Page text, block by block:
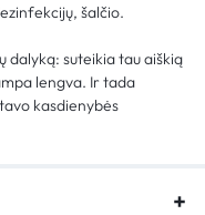
šalčio.
dalyką: suteikia tau aiškią
lengva. Ir tada
kasdienybės